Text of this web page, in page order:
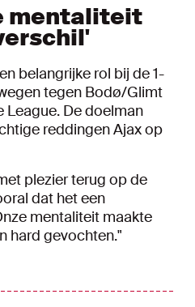
mentaliteit
belangrijke rol bij de 1-
tegen Bodø/Glimt
League. De doelman
reddingen Ajax op
plezier terug op de
dat het een
mentaliteit maakte
hard gevochten."